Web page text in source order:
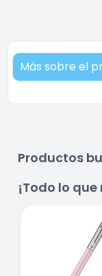
Más sobre el
Productos
¡Todo lo